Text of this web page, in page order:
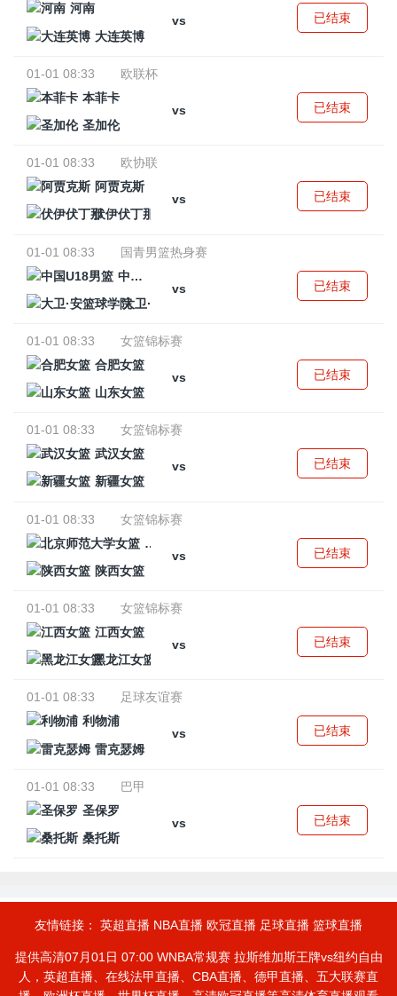
河南
vs
大连英博
已结束
01-01 08:33
欧联杯
本菲卡
vs
圣加伦
已结束
01-01 08:33
欧协联
阿贾克斯
vs
伏伊伏丁那
已结束
01-01 08:33
国青男篮热身赛
中国U18男篮
vs
大卫·安篮球学院
已结束
01-01 08:33
女篮锦标赛
合肥女篮
vs
山东女篮
已结束
01-01 08:33
女篮锦标赛
武汉女篮
vs
新疆女篮
已结束
01-01 08:33
女篮锦标赛
北京师范大学女篮
vs
陕西女篮
已结束
01-01 08:33
女篮锦标赛
江西女篮
vs
黑龙江女篮
已结束
01-01 08:33
足球友谊赛
利物浦
vs
雷克瑟姆
已结束
01-01 08:33
巴甲
圣保罗
vs
桑托斯
已结束
友情链接： 英超直播 NBA直播 欧冠直播 足球直播 篮球直播
提供高清07月01日 07:00 WNBA常规赛 拉斯维加斯王牌vs纽约自由
人，英超直播、在线法甲直播、CBA直播、德甲直播、五大联赛直